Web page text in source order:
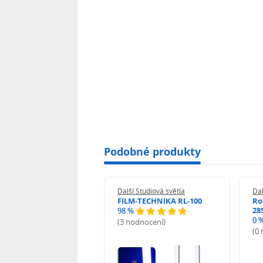
Podobné produkty
Další Studiová světla
FILM-TECHNIKA RL-100
98 %
(3 hodnocení)
0
(0